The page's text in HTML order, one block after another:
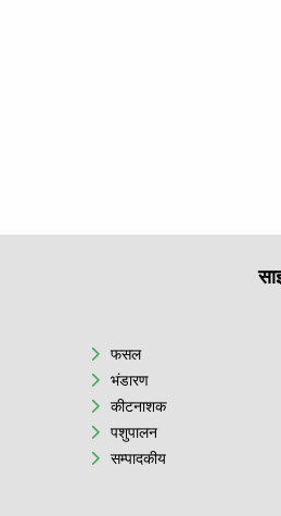
फसल
भंडारण
कीटनाशक
पशुपालन
सम्पादकीय